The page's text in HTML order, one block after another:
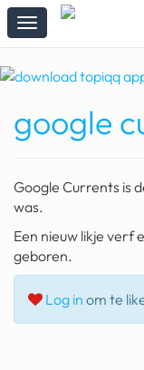
zie
topiqqs
#vandaag
Topiqqs
ark van noach
pokemon kaarten
fomo
21.4 procent btw
google
Google Currents is
was.
Een nieuw likje verf
geboren.
Log in om te